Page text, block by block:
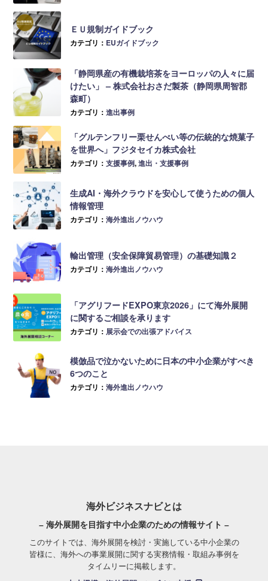
ＥＵ規制ガイドブック
カテゴリ： EUガイドブック
「静岡県産の有機栽培茶をヨーロッパの人々に届
けたい」 – 株式会社おさだ製茶（静岡県周智郡
森町）
カテゴリ：進出事例
「グルテンフリー栗せんべい等の伝統的な焼菓子
を世界へ」フジタセイカ株式会社
カテゴリ：支援事例,進出・支援事例
生成AI・海外クラウドを安心して使うための個人
情報管理
カテゴリ：海外進出ノウハウ
輸出管理（安全保障貿易管理）の基礎知識２
カテゴリ：海外進出ノウハウ
「アグリフードEXPO東京2026」にて海外展開
に関するご相談を承ります
カテゴリ： 展示会での出張アドバイス
模倣品で泣かないために日本の中小企業がすべき
6つのこと
カテゴリ：海外進出ノウハウ
海外ビジネスナビとは
– 海外展開を目指す中小企業のための情報サイト –
このサイトでは、海外展開を検討・実施している中小企業の
皆様に、海外への事業展開に関する実務情報・取組み事例を
タイムリーに掲載します。